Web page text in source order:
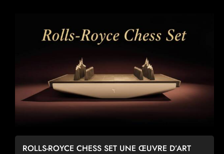
ROLLS-ROYCE CHESS SET UNE ŒUVRE D’ART